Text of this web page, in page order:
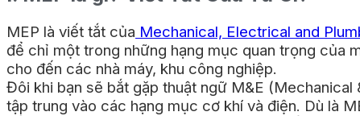
MEP là viết tắt của Mechanical, Electrical and
để chỉ một trong những hạng mục quan trọng của
cho đến các nhà máy, khu công nghiệp.
Đôi khi bạn sẽ bắt gặp thuật ngữ M&E
tập trung vào các hạng mục cơ khí và điện. Dù là